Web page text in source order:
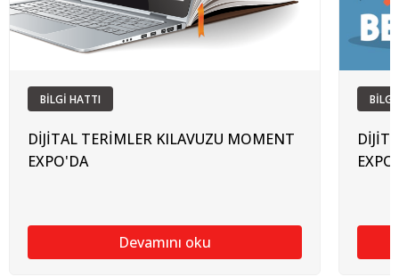
BİLGİ HATTI
DİJİTAL TERİMLER KILAVUZU MOMENT
EXPO'DA
Devamını oku